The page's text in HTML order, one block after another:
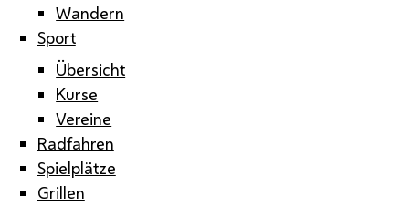
Wandern
Sport
Übersicht
Kurse
Vereine
Radfahren
Spielplätze
Grillen